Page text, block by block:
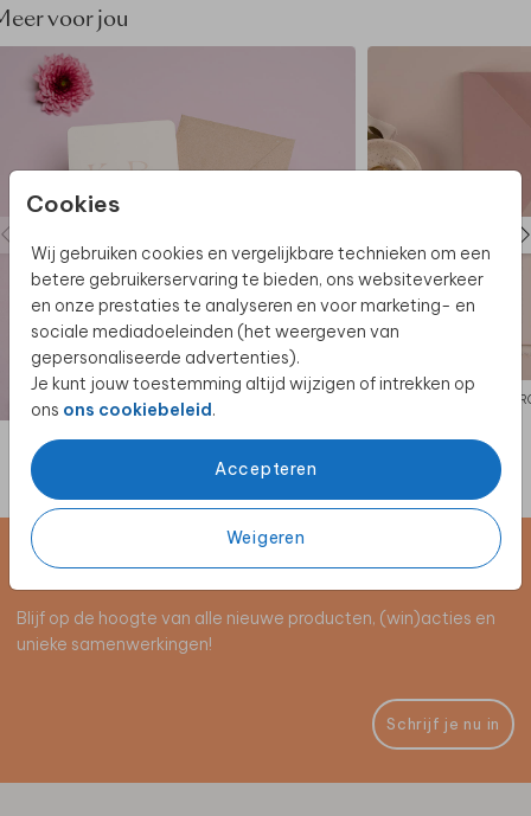
Cookies
Wij gebruiken cookies en vergelijkbare technieken om een
betere gebruikerservaring te bieden, ons websiteverkeer
en onze prestaties te analyseren en voor marketing- en
sociale mediadoeleinden (het weergeven van
gepersonaliseerde advertenties).
Je kunt jouw toestemming altijd wijzigen of intrekken op
ons ons cookiebeleid.
Accepteren
Weigeren
voor jou
Schrijf je in voor de nieuwsbrief
Blijf op de hoogte van alle nieuwe producten, (win)acties en
unieke samenwerkingen!
Schrijf je nu in